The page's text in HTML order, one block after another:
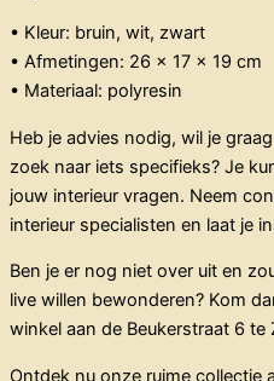
• Kleur: bruin, wit, zwart
• Afmetingen: 26 x 17 x 19 cm
• Materiaal: polyresin
Heb je advies nodig, wil je
zoek naar iets specifieks? Je
jouw interieur vragen. Neem
interieur specialisten en laat je
Ben je er nog niet over uit en
live willen bewonderen? Kom
winkel aan de Beukerstraat 6 te
Ontdek nu onze ruime collectie